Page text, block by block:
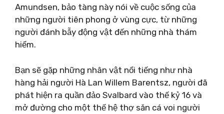
Amundsen, bảo tàng này nói về cuộc sống của
những người tiên phong ở vùng cực, từ những
người đánh bẫy động vật đến những nhà thám
hiểm.
Bạn sẽ gặp những nhân vật nổi tiếng như nhà
hàng hải người Hà Lan Willem Barentsz, người đã
phát hiện ra quần đảo Svalbard vào thế kỷ 16 và
mở đường cho một thế hệ thợ săn cá voi người